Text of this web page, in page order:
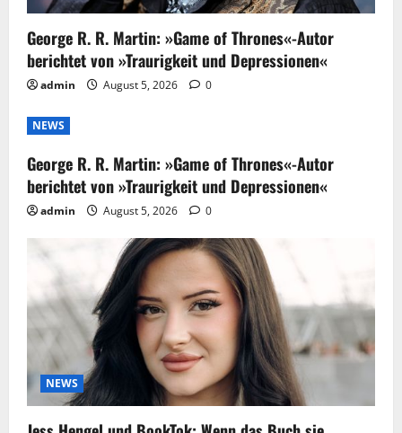
George R. R. Martin: »Game of Thrones«-Autor
berichtet von »Traurigkeit und Depressionen«
admin August 5, 2026 0
NEWS
George R. R. Martin: »Game of Thrones«-Autor
berichtet von »Traurigkeit und Depressionen«
admin August 5, 2026 0
NEWS